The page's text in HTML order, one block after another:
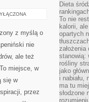
z myślą o
nie
ale też
miejsce, w
się w
przez
Dieta
To nie
kalorii,
opartych
stanowią:
rośliny
jako
i nabiału,
ma tu
słodzone